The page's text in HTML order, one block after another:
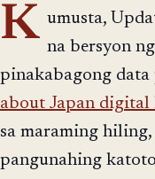
K umusta,
na bersyon
pinakabagong
about Japan digital
sa maraming
pangunahing